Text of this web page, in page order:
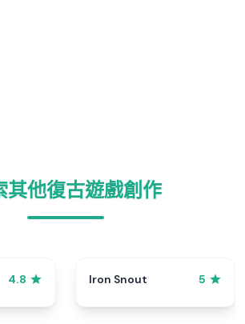
其他復古遊戲創作
4.8 Iron Snout 5